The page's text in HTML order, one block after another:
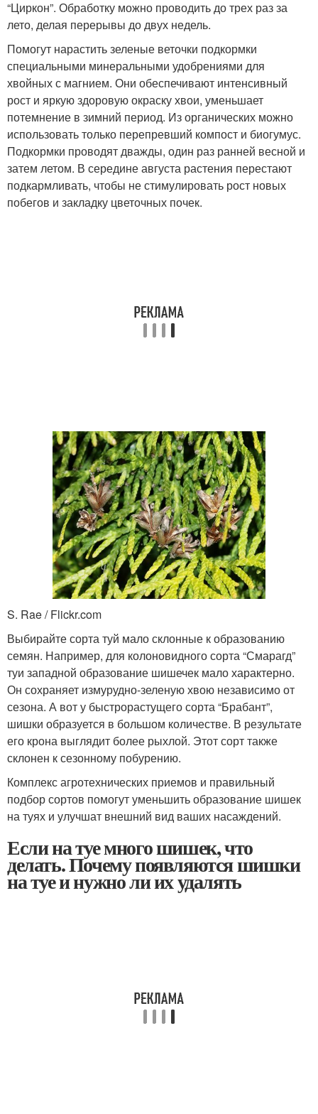
“Циркон”. Обработку можно проводить до трех раз за
лето, делая перерывы до двух недель.
Помогут нарастить зеленые веточки подкормки
специальными минеральными удобрениями для
хвойных с магнием. Они обеспечивают интенсивный
рост и яркую здоровую окраску хвои, уменьшает
потемнение в зимний период. Из органических можно
использовать только перепревший компост и биогумус.
Подкормки проводят дважды, один раз ранней весной и
затем летом. В середине августа растения перестают
подкармливать, чтобы не стимулировать рост новых
побегов и закладку цветочных почек.
S. Rae / Flickr.com
Выбирайте сорта туй мало склонные к образованию
семян. Например, для колоновидного сорта “Смарагд”
туи западной образование шишечек мало характерно.
Он сохраняет измурудно-зеленую хвою независимо от
сезона. А вот у быстрорастущего сорта “Брабант”,
шишки образуется в большом количестве. В результате
его крона выглядит более рыхлой. Этот сорт также
склонен к сезонному побурению.
Комплекс агротехнических приемов и правильный
подбор сортов помогут уменьшить образование шишек
на туях и улучшат внешний вид ваших насаждений.
Если на туе много шишек, что
делать. Почему появляются шишки
на туе и нужно ли их удалять